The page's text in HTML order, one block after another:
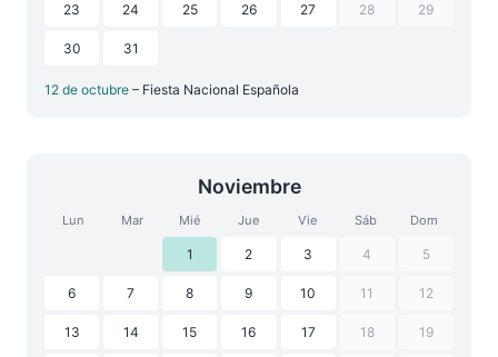
23 24 25 26 27 28 29
30 31
12 de octubre – Fiesta Nacional Española
Noviembre
Lun Mar Mié Jue Vie Sáb Dom
1 2 3 4 5
6 7 8 9 10 11 12
13 14 15 16 17 18 19